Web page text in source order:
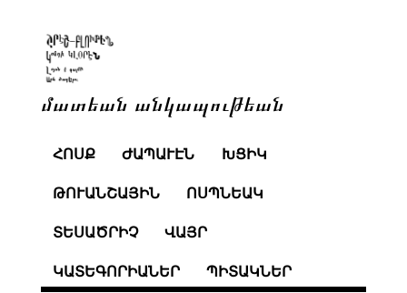
մատեան անկապութեան
ՀՈՍՔ ԺԱՊԱՒԷՆ ԽՑԻԿ
ԹՈՒԱՆՇԱՅԻՆ ՈՍՊՆԵԱԿ
ՏԵՍԱԾՐԻՉ ՎԱՅՐ
ԿԱՏԵԳՈՐԻԱՆԵՐ ՊԻՏԱԿՆԵՐ